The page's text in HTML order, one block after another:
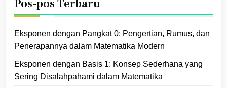
Pos-pos Terbaru
Eksponen dengan Pangkat 0: Pengertian, Rumus, dan
Penerapannya dalam Matematika Modern
Eksponen dengan Basis 1: Konsep Sederhana yang
Sering Disalahpahami dalam Matematika